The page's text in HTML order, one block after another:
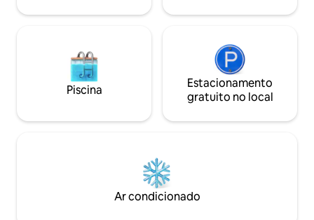
Piscina
Estacionamento
gratuito no local
Ar condicionado